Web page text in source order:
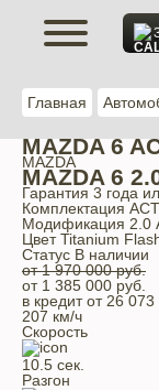
Главная
MAZDA 6
MAZDA
MAZDA 6
Гарантия 3 года
Комплектация
Модификация 2.0
Цвет Titanium
Статус В наличии
от 1 970 000 руб.
от 1 385 000 руб.
в кредит от 26 073
207 км/ч
Скорость
10.5 сек.
Разгон